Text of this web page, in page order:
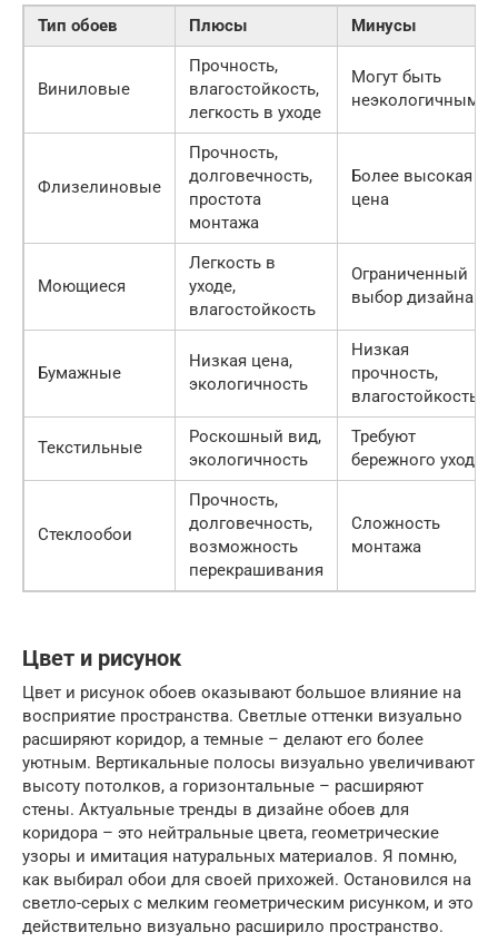
Тип обоев Плюсы Минусы
Виниловые
Прочность,
влагостойкость,
легкость в уходе
Могут быть
неэкологичными
Флизелиновые
Прочность,
долговечность,
простота
монтажа
Более высокая
цена
Моющиеся
Легкость в
уходе,
влагостойкость
Ограниченный
выбор дизайна
Бумажные
Низкая цена,
экологичность
Низкая
прочность,
влагостойкость
Текстильные
Роскошный вид,
экологичность
Требуют
бережного ухода
Стеклообои
Прочность,
долговечность,
возможность
перекрашивания
Сложность
монтажа
Цвет и рисунок
Цвет и рисунок обоев оказывают большое влияние на
восприятие пространства. Светлые оттенки визуально
расширяют коридор, а темные – делают его более
уютным. Вертикальные полосы визуально увеличивают
высоту потолков, а горизонтальные – расширяют
стены. Актуальные тренды в дизайне обоев для
коридора – это нейтральные цвета, геометрические
узоры и имитация натуральных материалов. Я помню,
как выбирал обои для своей прихожей. Остановился на
светло-серых с мелким геометрическим рисунком, и это
действительно визуально расширило пространство.